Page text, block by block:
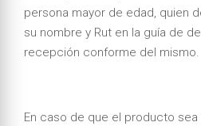
persona mayor de edad, quien
su nombre y Rut en la guía de
recepción conforme del mismo.
En caso de que el producto